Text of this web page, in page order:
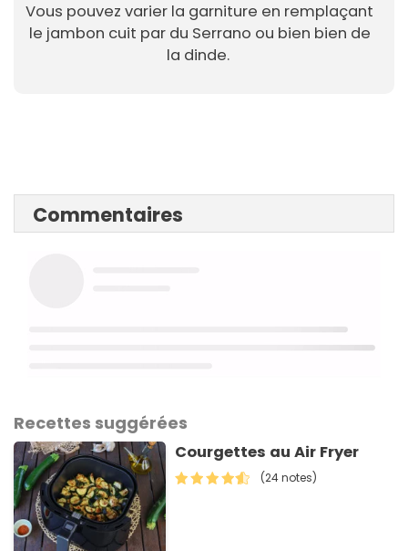
Vous pouvez varier la garniture en remplaçant
le jambon cuit par du Serrano ou bien bien de
la dinde.
Commentaires
Recettes suggérées
Courgettes au Air Fryer
(24 notes)